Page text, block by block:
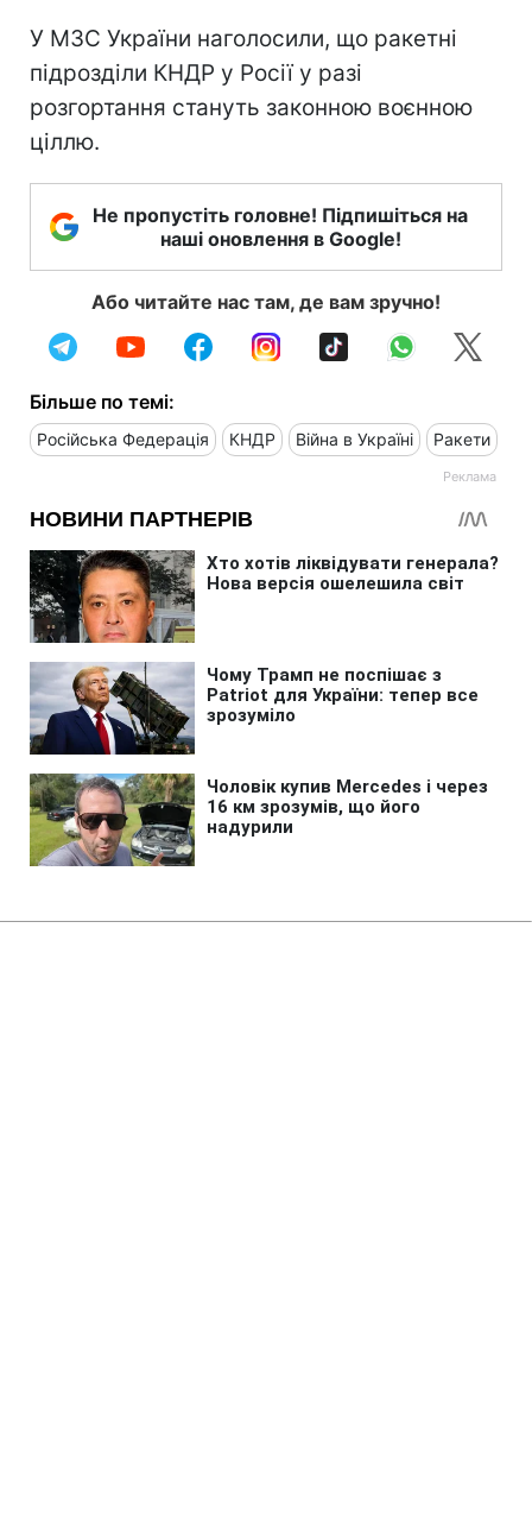
У МЗС України наголосили, що ракетні
підрозділи КНДР у Росії у разі
розгортання стануть законною воєнною
ціллю.
Не пропустіть головне! Підпишіться на
наші оновлення в Google!
Або читайте нас там, де вам зручно!
Більше по темі:
Російська Федерація КНДР Війна в Україні Ракети